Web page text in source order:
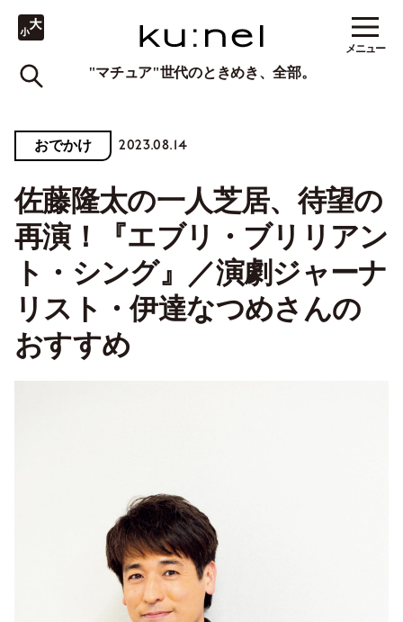
"マチュア"世代のときめき、全部。
メニュー
おでかけ 2023.08.14
佐藤隆太の一人芝居、待望の
再演！『エブリ・ブリリアン
ト・シング』／演劇ジャーナ
リスト・伊達なつめさんの
おすすめ